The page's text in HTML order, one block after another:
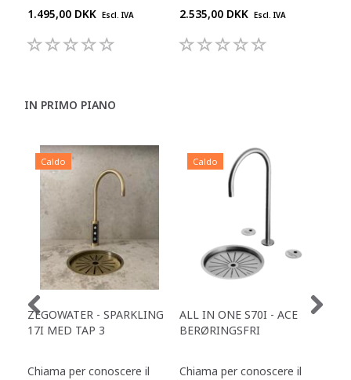
1.495,00 DKK Escl. IVA 2.535,00 DKK Escl. IVA
IN PRIMO PIANO
Caldo
ZEGOWATER - SPARKLING
17I MED TAP 3
Chiama per conoscere il
Caldo
ALL IN ONE S70I - ACE
BERØRINGSFRI
Chiama per conoscere il